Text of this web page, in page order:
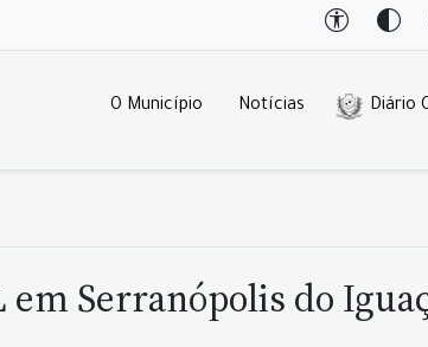
O Município Notícias Diário
Serranópolis do